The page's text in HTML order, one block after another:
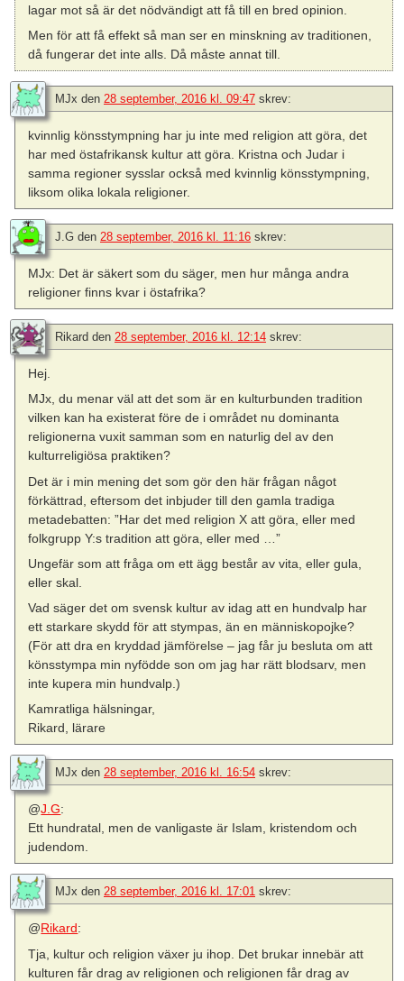
lagar mot så är det nödvändigt att få till en bred opinion.
Men för att få effekt så man ser en minskning av traditionen,
då fungerar det inte alls. Då måste annat till.
MJx den 28 september, 2016 kl. 09:47 skrev:
kvinnlig könsstympning har ju inte med religion att göra, det
har med östafrikansk kultur att göra. Kristna och Judar i
samma regioner sysslar också med kvinnlig könsstympning,
liksom olika lokala religioner.
J.G den 28 september, 2016 kl. 11:16 skrev:
MJx: Det är säkert som du säger, men hur många andra
religioner finns kvar i östafrika?
Rikard den 28 september, 2016 kl. 12:14 skrev:
Hej.
MJx, du menar väl att det som är en kulturbunden tradition
vilken kan ha existerat före de i området nu dominanta
religionerna vuxit samman som en naturlig del av den
kulturreligiösa praktiken?
Det är i min mening det som gör den här frågan något
förkättrad, eftersom det inbjuder till den gamla tradiga
metadebatten: ”Har det med religion X att göra, eller med
folkgrupp Y:s tradition att göra, eller med …”
Ungefär som att fråga om ett ägg består av vita, eller gula,
eller skal.
Vad säger det om svensk kultur av idag att en hundvalp har
ett starkare skydd för att stympas, än en människopojke?
(För att dra en kryddad jämförelse – jag får ju besluta om att
könsstympa min nyfödde son om jag har rätt blodsarv, men
inte kupera min hundvalp.)
Kamratliga hälsningar,
Rikard, lärare
MJx den 28 september, 2016 kl. 16:54 skrev:
@J.G:
Ett hundratal, men de vanligaste är Islam, kristendom och
judendom.
MJx den 28 september, 2016 kl. 17:01 skrev:
@Rikard:
Tja, kultur och religion växer ju ihop. Det brukar innebär att
kulturen får drag av religionen och religionen får drag av